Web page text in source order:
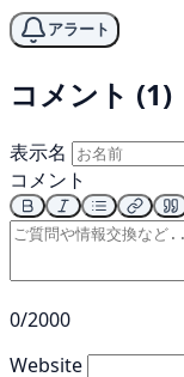
アラート
コメント (1)
表示名
コメント
0/2000
Website